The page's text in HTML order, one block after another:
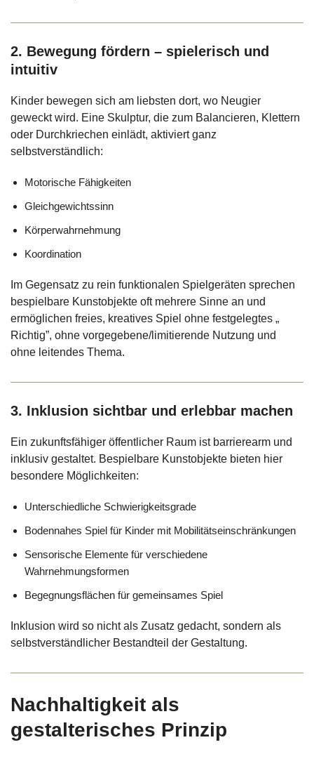
2. Bewegung fördern – spielerisch und
intuitiv
Kinder bewegen sich am liebsten dort, wo Neugier
geweckt wird. Eine Skulptur, die zum Balancieren, Klettern
oder Durchkriechen einlädt, aktiviert ganz
selbstverständlich:
Motorische Fähigkeiten
Gleichgewichtssinn
Körperwahrnehmung
Koordination
Im Gegensatz zu rein funktionalen Spielgeräten sprechen
bespielbare Kunstobjekte oft mehrere Sinne an und
ermöglichen freies, kreatives Spiel ohne festgelegtes „
Richtig”, ohne vorgegebene/limitierende Nutzung und
ohne leitendes Thema.
3. Inklusion sichtbar und erlebbar machen
Ein zukunftsfähiger öffentlicher Raum ist barrierearm und
inklusiv gestaltet. Bespielbare Kunstobjekte bieten hier
besondere Möglichkeiten:
Unterschiedliche Schwierigkeitsgrade
Bodennahes Spiel für Kinder mit Mobilitätseinschränkungen
Sensorische Elemente für verschiedene
Wahrnehmungsformen
Begegnungsflächen für gemeinsames Spiel
Inklusion wird so nicht als Zusatz gedacht, sondern als
selbstverständlicher Bestandteil der Gestaltung.
Nachhaltigkeit als
gestalterisches Prinzip